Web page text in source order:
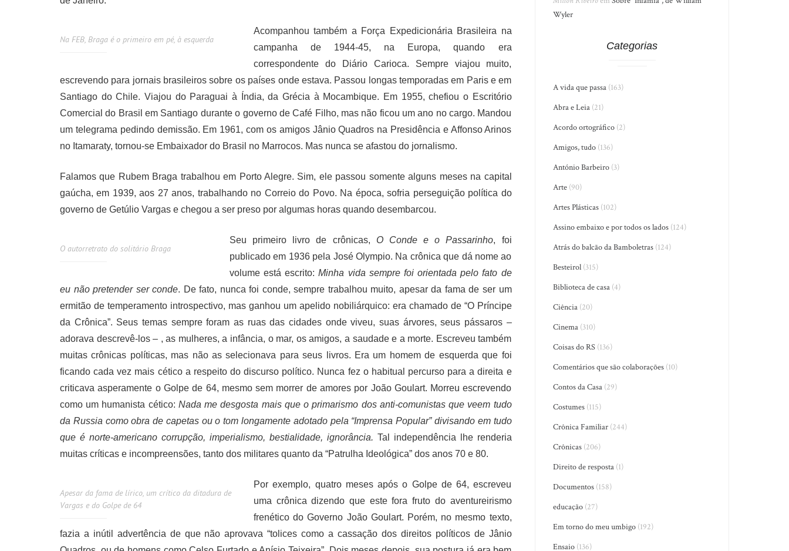
Na FEB, Braga é o primeiro em pé, à esquerda
Acompanhou também a Força Expedicionária Brasileira na
campanha de 1944-45, na Europa, quando era
correspondente do Diário Carioca. Sempre viajou muito,
escrevendo para jornais brasileiros sobre os países onde estava. Passou longas temporadas em Paris e em
Santiago do Chile. Viajou do Paraguai à Índia, da Grécia à Mocambique. Em 1955, chefiou o Escritório
Comercial do Brasil em Santiago durante o governo de Café Filho, mas não ficou um ano no cargo. Mandou
um telegrama pedindo demissão. Em 1961, com os amigos Jânio Quadros na Presidência e Affonso Arinos
no Itamaraty, tornou-se Embaixador do Brasil no Marrocos. Mas nunca se afastou do jornalismo.
Falamos que Rubem Braga trabalhou em Porto Alegre. Sim, ele passou somente alguns meses na capital
gaúcha, em 1939, aos 27 anos, trabalhando no Correio do Povo. Na época, sofria perseguição política do
governo de Getúlio Vargas e chegou a ser preso por algumas horas quando desembarcou.
O autorretrato do solitário Braga
Seu primeiro livro de crônicas, O Conde e o Passarinho, foi
publicado em 1936 pela José Olympio. Na crônica que dá nome ao
volume está escrito:Minha vida sempre foi orientada pelo fato de
eu não pretender ser conde. De fato, nunca foi conde, sempre trabalhou muito, apesar da fama de ser um
ermitão de temperamento introspectivo, mas ganhou um apelido nobiliárquico: era chamado de “O Príncipe
da Crônica”. Seus temas sempre foram as ruas das cidades onde viveu, suas árvores, seus pássaros –
adorava descrevê-los – , as mulheres, a infância, o mar, os amigos, a saudade e a morte. Escreveu também
muitas crônicas políticas, mas não as selecionava para seus livros. Era um homem de esquerda que foi
ficando cada vez mais cético a respeito do discurso político. Nunca fez o habitual percurso para a direita e
criticava asperamente o Golpe de 64, mesmo sem morrer de amores por João Goulart. Morreu escrevendo
como um humanista cético: Nada me desgosta mais que o primarismo dos anti-comunistas que veem tudo
da Russia como obra de capetas ou o tom longamente adotado pela “Imprensa Popular” divisando em tudo
que é norte-americano corrupção, imperialismo, bestialidade, ignorância. Tal independência lhe renderia
muitas críticas e incompreensões, tanto dos militares quanto da “Patrulha Ideológica” dos anos 70 e 80.
Apesar da fama de lírico, um crítico da ditadura de
Vargas e do Golpe de 64
Por exemplo, quatro meses após o Golpe de 64, escreveu
uma crônica dizendo que este fora fruto do aventureirismo
frenético do Governo João Goulart. Porém, no mesmo texto,
fazia a inútil advertência de que não aprovava “tolices como a cassação dos direitos políticos de Jânio
Wyler
Categorias
A vida que passa (163)
Abra e Leia (21)
Acordo ortográfico (2)
Amigos, tudo (136)
António Barbeiro (3)
Arte (90)
Artes Plásticas (102)
Assino embaixo e por todos os lados (124)
Atrás do balcão da Bamboletras (124)
Besteirol (315)
Biblioteca de casa (4)
Ciência (20)
Cinema (310)
Coisas do RS (136)
Comentários que são colaborações (10)
Contos da Casa (29)
Costumes (115)
Crônica Familiar (244)
Crônicas (206)
Direito de resposta (1)
Documentos (158)
educação (27)
Em torno do meu umbigo (192)
Ensaio (136)